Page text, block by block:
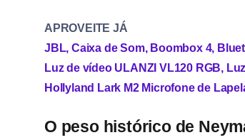
APROVEITE JÁ
JBL, Caixa de Som, Boombox 4,
Luz de vídeo ULANZI VL120 RGB,
Hollyland Lark M2 Microfone de
O peso histórico de